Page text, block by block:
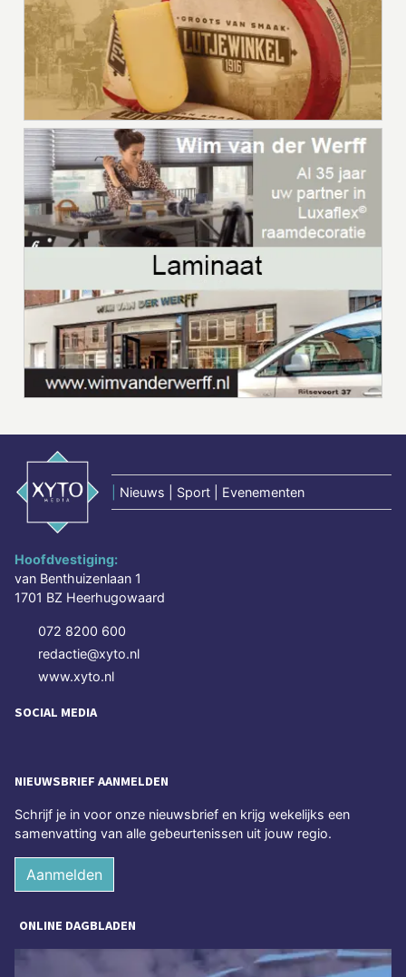
Nieuws | Sport | Evenementen
Hoofdvestiging:
van Benthuizenlaan 1
1701 BZ Heerhugowaard
072 8200 600
redactie@xyto.nl
www.xyto.nl
SOCIAL MEDIA
NIEUWSBRIEF AANMELDEN
Schrijf je in voor onze nieuwsbrief en krijg wekelijks een
samenvatting van alle gebeurtenissen uit jouw regio.
Aanmelden
ONLINE DAGBLADEN